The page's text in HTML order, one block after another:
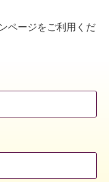
ページをご利用くだ